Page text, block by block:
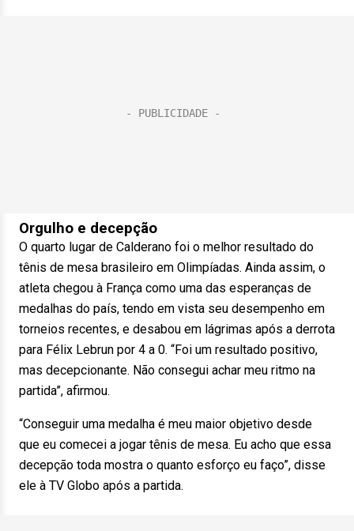
Orgulho e decepção
O quarto lugar de Calderano foi o melhor resultado do
tênis de mesa brasileiro em Olimpíadas. Ainda assim, o
atleta chegou à França como uma das esperanças de
medalhas do país, tendo em vista seu desempenho em
torneios recentes, e desabou em lágrimas após a derrota
para Félix Lebrun por 4 a 0. “Foi um resultado positivo,
mas decepcionante. Não consegui achar meu ritmo na
partida”, afirmou.
“Conseguir uma medalha é meu maior objetivo desde
que eu comecei a jogar tênis de mesa. Eu acho que essa
decepção toda mostra o quanto esforço eu faço”, disse
ele à TV Globo após a partida.